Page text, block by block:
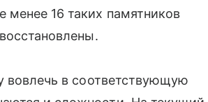
менее 16 таких памятников
вовлечь в соответствующую